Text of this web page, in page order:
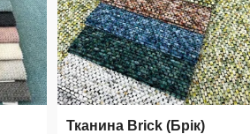
Тканина Brick (Брік)